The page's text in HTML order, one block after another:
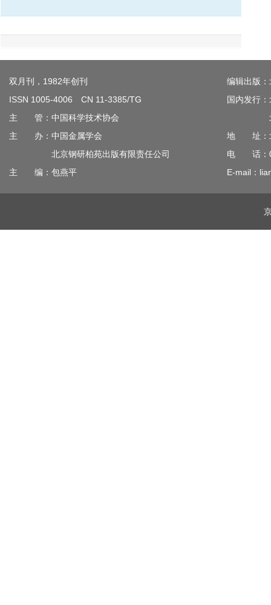
双月刊，1982年创刊
ISSN 1005-4006 CN 11-3385/TG
主 管：中国科学技术协会
主 办：中国金属学会
北京钢研柏苑出版有限责任公司
主 编：包燕平
编辑出版
国内发行
北京钢
地 址：北
电 话：
E-mail：